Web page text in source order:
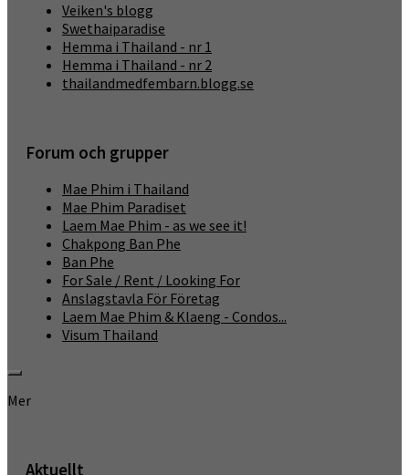
Veiken's blogg
Swethaiparadise
Hemma i Thailand - nr 1
Hemma i Thailand - nr 2
thailandmedfembarn.blogg.se
Forum och grupper
Mae Phim i Thailand
Mae Phim Paradiset
Laem Mae Phim - as we see it!
Chakpong Ban Phe
Ban Phe
For Sale / Rent / Looking For
Anslagstavla För Företag
Laem Mae Phim & Klaeng - Condos...
Visum Thailand
Mer
Aktuellt